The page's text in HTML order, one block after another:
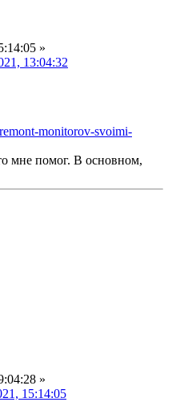
»
13:04:32
monitorov-svoimi-
мне помог. В основном,
»
15:14:05